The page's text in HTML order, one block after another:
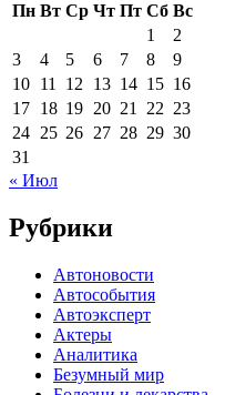
Пн Вт Ср Чт Пт Сб Вс
1
2
3
4 5 6 7 8
9
10 11 12 13 14 15 16
17 18 19 20 21 22 23
24 25 26 27 28 29 30
31
« Июл
Рубрики
Автоновости
Автособытия
Автоэксперт
Актеры
Аналитика
Безумный мир